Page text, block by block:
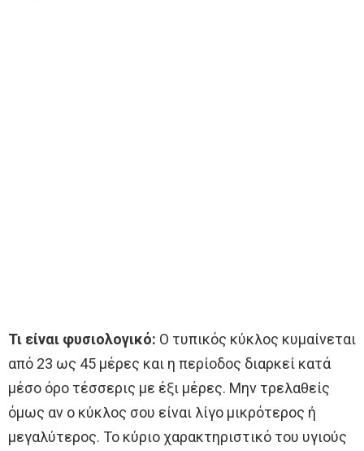
Τι είναι φυσιολογικό: O τυπικός κύκλος κυμαίνεται
από 23 ως 45 μέρες και η περίοδος διαρκεί κατά
μέσο όρο τέσσερις με έξι μέρες. Μην τρελαθείς
όμως αν ο κύκλος σου είναι λίγο μικρότερος ή
μεγαλύτερος. Το κύριο χαρακτηριστικό του υγιούς